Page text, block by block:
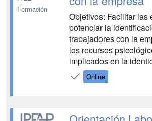
Formación
Objetivos: Facilitar las
potenciar la
trabajadores con la
los recursos
implicados en la
empresarial...
Online